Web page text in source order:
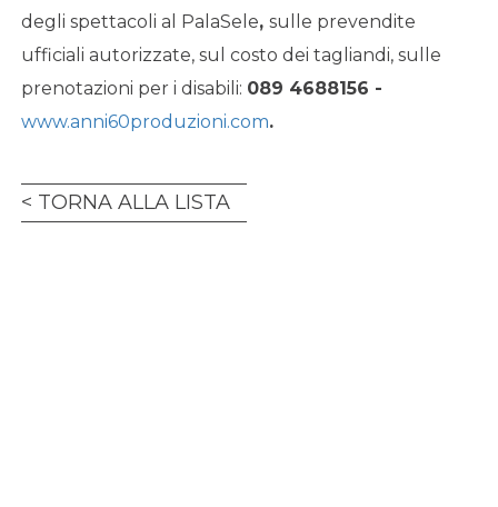
degli spettacoli al PalaSele, sulle prevendite
ufficiali autorizzate, sul costo dei tagliandi, sulle
prenotazioni per i disabili: 089 4688156 -
www.anni60produzioni.com.
TORNA ALLA LISTA